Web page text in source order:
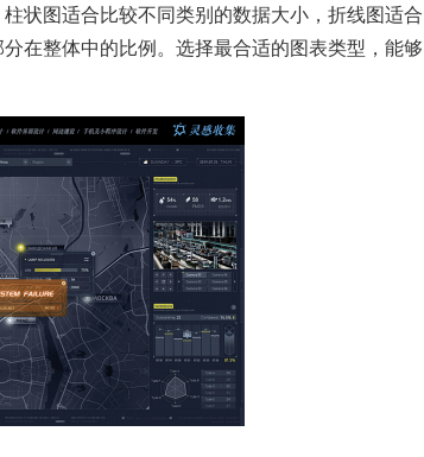
状图适合比较不同类别的数据大小，折线图适合
在整体中的比例。选择最合适的图表类型，能够